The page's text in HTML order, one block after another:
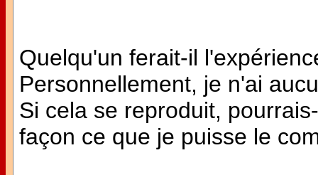
Quelqu'un ferait-il
Personnellement, je n'ai
Si cela se reproduit,
façon ce que je puisse le